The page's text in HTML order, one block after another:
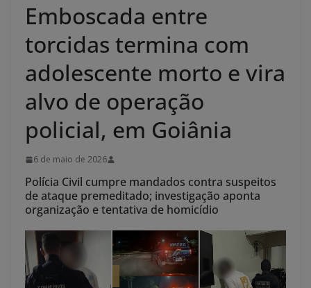
Emboscada entre
torcidas termina com
adolescente morto e vira
alvo de operação
policial, em Goiânia
6 de maio de 2026
Polícia Civil cumpre mandados contra suspeitos
de ataque premeditado; investigação aponta
organização e tentativa de homicídio